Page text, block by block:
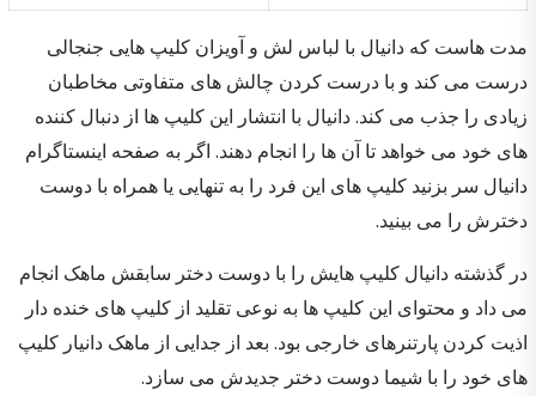
مدت هاست که دانیال با لباس لش و آویزان کلیپ هایی جنجالی
درست می کند و با درست کردن چالش های متفاوتی مخاطبان
زیادی را جذب می کند. دانیال با انتشار این کلیپ ها از دنبال کننده
های خود می خواهد تا آن ها را انجام دهند. اگر به صفحه اینستاگرام
دانیال سر بزنید کلیپ های این فرد را به تنهایی یا همراه با دوست
دخترش را می بینید.
در گذشته دانیال کلیپ هایش را با دوست دختر سابقش ماهک انجام
می داد و محتوای این کلیپ ها به نوعی تقلید از کلیپ های خنده دار
اذیت کردن پارتنرهای خارجی بود. بعد از جدایی از ماهک دانیار کلیپ
های خود را با شیما دوست دختر جدیدش می سازد.